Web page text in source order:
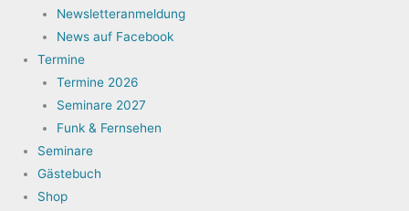
Newsletteranmeldung
News auf Facebook
Termine
Termine 2026
Seminare 2027
Funk & Fernsehen
Seminare
Gästebuch
Shop